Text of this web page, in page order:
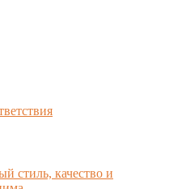
стиль, качество и